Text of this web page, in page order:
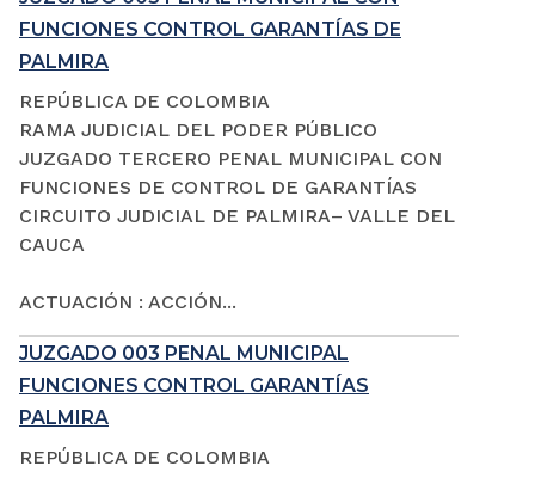
FUNCIONES CONTROL GARANTÍAS DE
PALMIRA
REPÚBLICA DE COLOMBIA
RAMA JUDICIAL DEL PODER PÚBLICO
JUZGADO TERCERO PENAL MUNICIPAL CON
FUNCIONES DE CONTROL DE GARANTÍAS
CIRCUITO JUDICIAL DE PALMIRA– VALLE DEL
CAUCA
ACTUACIÓN : ACCIÓN...
JUZGADO 003 PENAL MUNICIPAL
FUNCIONES CONTROL GARANTÍAS
PALMIRA
REPÚBLICA DE COLOMBIA